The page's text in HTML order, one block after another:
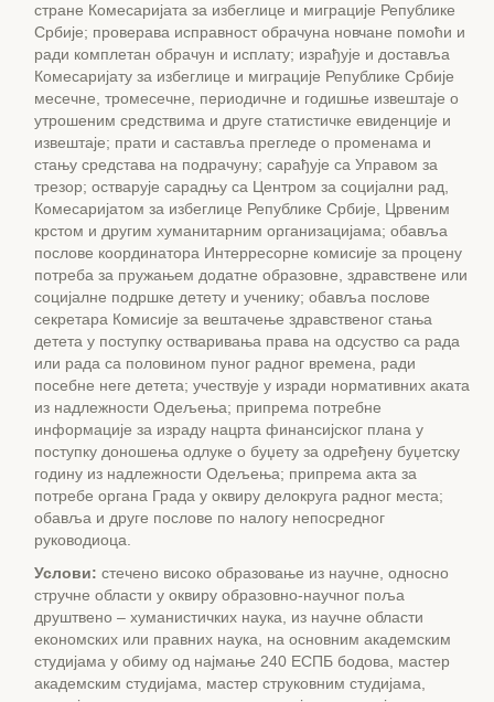
стране Комесаријата за избеглице и миграције Републике
Србије; проверава исправност обрачуна новчане помоћи и
ради комплетан обрачун и исплату; израђује и доставља
Комесаријату за избеглице и миграције Републике Србије
месечне, тромесечне, периодичне и годишње извештаје о
утрошеним средствима и друге статистичке евиденције и
извештаје; прати и саставља прегледе о променама и
стању средстава на подрачуну; сарађује са Управом за
трезор; остварује сарадњу са Центром за социјални рад,
Комесаријатом за избеглице Републике Србије, Црвеним
крстом и другим хуманитарним организацијама; обавља
послове координатора Интерресорне комисије за процену
потреба за пружањем додатне образовне, здравствене или
социјалне подршке детету и ученику; обавља послове
секретара Комисије за вештачење здравственог стања
детета у поступку остваривања права на одсуство са рада
или рада са половином пуног радног времена, ради
посебне неге детета; учествује у изради нормативних аката
из надлежности Одељења; припрема потребне
информације за израду нацрта финансијског плана у
поступку доношења одлуке о буџету за одређену буџетску
годину из надлежности Одељења; припрема акта за
потребе органа Града у оквиру делокруга радног места;
обавља и друге послове по налогу непосредног
руководиоца.
Услови: стечено високо образовање из научне, односно
стручне области у оквиру образовно-научног поља
друштвено – хуманистичких наука, из научне области
економских или правних наука, на основним академским
студијама у обиму од најмање 240 ЕСПБ бодова, мастер
академским студијама, мастер струковним студијама,